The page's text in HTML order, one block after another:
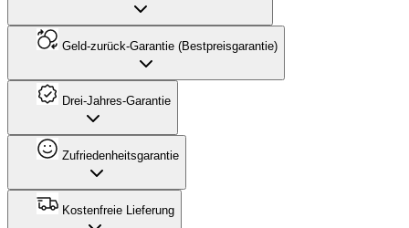
Geld-zurück-Garantie (Bestpreisgarantie)
Drei-Jahres-Garantie
Zufriedenheitsgarantie
Kostenfreie Lieferung